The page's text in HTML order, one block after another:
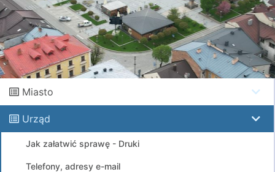
Miasto
Urząd
Jak załatwić sprawę - Druki
Telefony, adresy e-mail